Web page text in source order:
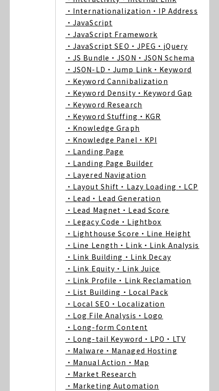
・Internationalization ・IP Address
・JavaScript
・JavaScript Framework
・JavaScript SEO ・JPEG ・jQuery
・JS Bundle ・JSON ・JSON Schema
・JSON-LD ・Jump Link ・Keyword
・Keyword Cannibalization
・Keyword Density ・Keyword Gap
・Keyword Research
・Keyword Stuffing ・KGR
・Knowledge Graph
・Knowledge Panel ・KPI
・Landing Page
・Landing Page Builder
・Layered Navigation
・Layout Shift ・Lazy Loading ・LCP
・Lead ・Lead Generation
・Lead Magnet ・Lead Score
・Legacy Code ・Lightbox
・Lighthouse Score ・Line Height
・Line Length ・Link ・Link Analysis
・Link Building ・Link Decay
・Link Equity ・Link Juice
・Link Profile ・Link Reclamation
・List Building ・Local Pack
・Local SEO ・Localization
・Log File Analysis ・Logo
・Long-form Content
・Long-tail Keyword ・LPO ・LTV
・Malware ・Managed Hosting
・Manual Action ・Map
・Market Research
・Marketing Automation